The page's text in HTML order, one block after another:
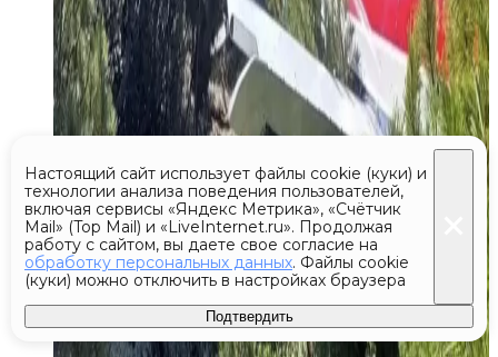
Настоящий сайт использует файлы cookie (куки) и
технологии анализа поведения пользователей,
включая сервисы «Яндекс Метрика», «Счётчик
Mail» (Top Mail) и «LiveInternet.ru». Продолжая
работу с сайтом, вы даете свое согласие на
обработку персональных данных. Файлы cookie
(куки) можно отключить в настройках браузера
Подтвердить